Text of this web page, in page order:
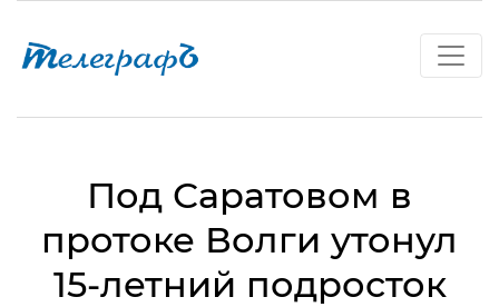
Под Саратовом в
протоке Волги утонул
15-летний подросток